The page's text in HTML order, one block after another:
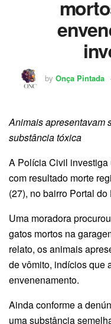
by Onça Pintada
Animais apresentavam
substância tóxica
A Polícia Civil investiga
com resultado morte
(27), no bairro Portal
Uma moradora
gatos mortos na
relato, os animais
de vômito, indícios que
envenenamento.
Ainda conforme a
uma substância